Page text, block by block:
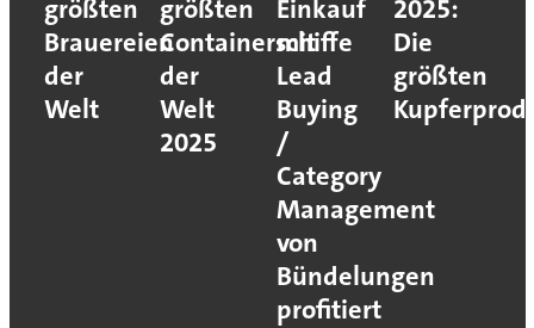
größten
Brauereien
der
Welt
größten
Containerschiffe
der
Welt
2025
Einkauf
mit
Lead
Buying
/
Category
Management
von
Bündelungen
profitiert
2025:
Die
größten